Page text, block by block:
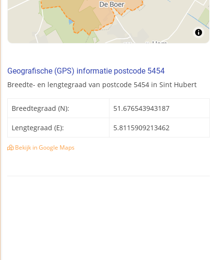
Geografische (GPS) informatie postcode 5454
Breedte- en lengtegraad van postcode 5454 in Sint Hubert
Breedtegraad (N): 51.676543943187
Lengtegraad (E): 5.8115909213462
Bekijk in Google Maps